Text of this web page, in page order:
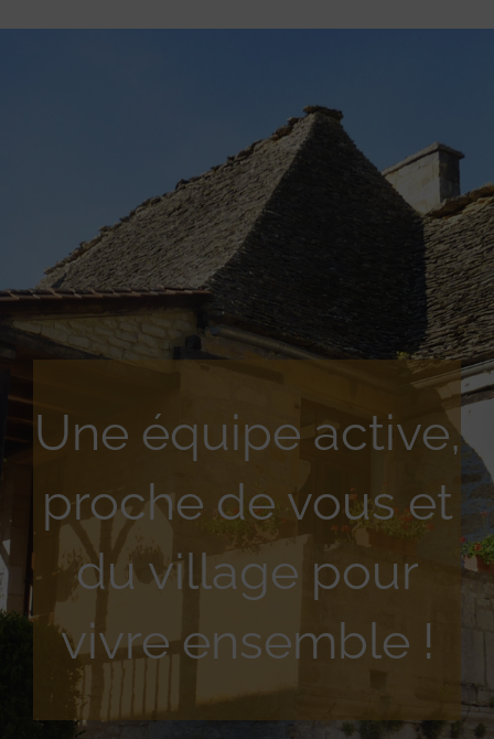
Une équipe active,
proche de vous et
du village pour
vivre ensemble !